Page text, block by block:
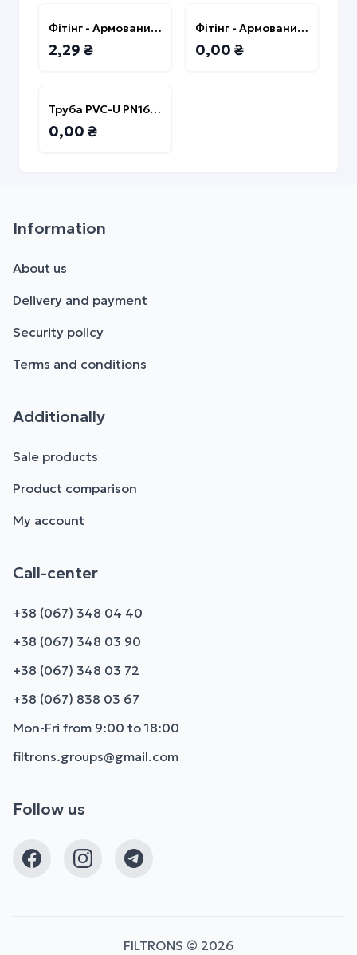
Фітінг - Армований адаптер з внут. різ. D.50x1 1/2" Comer
2,29 ₴
Фітінг - Армований адаптер з внут. різ. PVC D.25x1/2" Comer
0,00 ₴
Труба PVC-U PN16 110х6,6х3000
0,00 ₴
Information
About us
Delivery and payment
Security policy
Terms and conditions
Additionally
Sale products
Product comparison
My account
Call-center
+38 (067) 348 04 40
+38 (067) 348 03 90
+38 (067) 348 03 72
+38 (067) 838 03 67
Mon-Fri from 9:00 to 18:00
filtrons.groups@gmail.com
Follow us
FILTRONS © 2026